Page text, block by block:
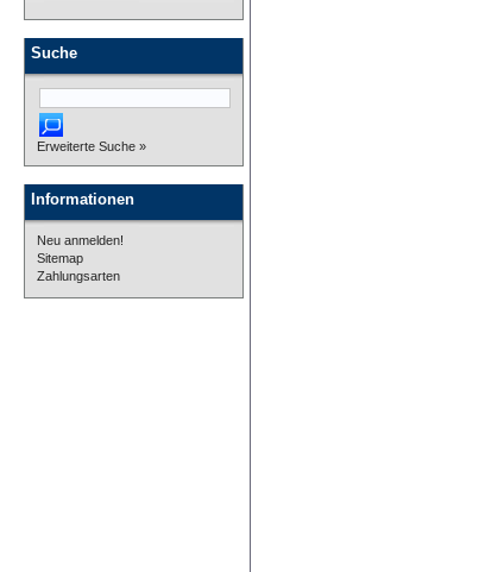
Suche
Erweiterte Suche »
Informationen
Neu anmelden!
Sitemap
Zahlungsarten